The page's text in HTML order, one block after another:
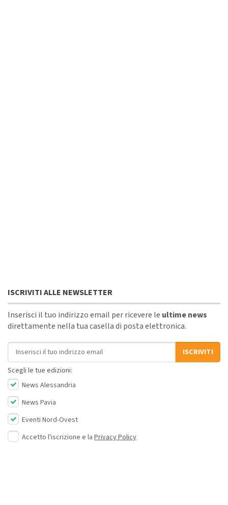
ISCRIVITI ALLE NEWSLETTER
Inserisci il tuo indirizzo email per ricevere le ultime news
direttamente nella tua casella di posta elettronica.
Indirizzo email
ISCRIVITI
Scegli le tue edizioni:
News Alessandria
News Pavia
Eventi Nord-Ovest
Accetto l'iscrizione e la Privacy Policy